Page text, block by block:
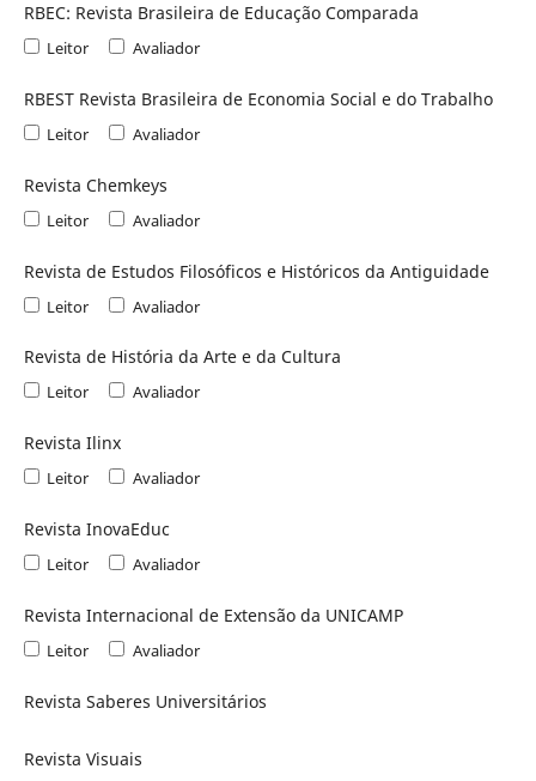
RBEC: Revista Brasileira de Educação Comparada
Leitor Avaliador
RBEST Revista Brasileira de Economia Social e do Trabalho
Leitor Avaliador
Revista Chemkeys
Leitor Avaliador
Revista de Estudos Filosóficos e Históricos da Antiguidade
Leitor Avaliador
Revista de História da Arte e da Cultura
Leitor Avaliador
Revista Ilinx
Leitor Avaliador
Revista InovaEduc
Leitor Avaliador
Revista Internacional de Extensão da UNICAMP
Leitor Avaliador
Revista Saberes Universitários
Revista Visuais